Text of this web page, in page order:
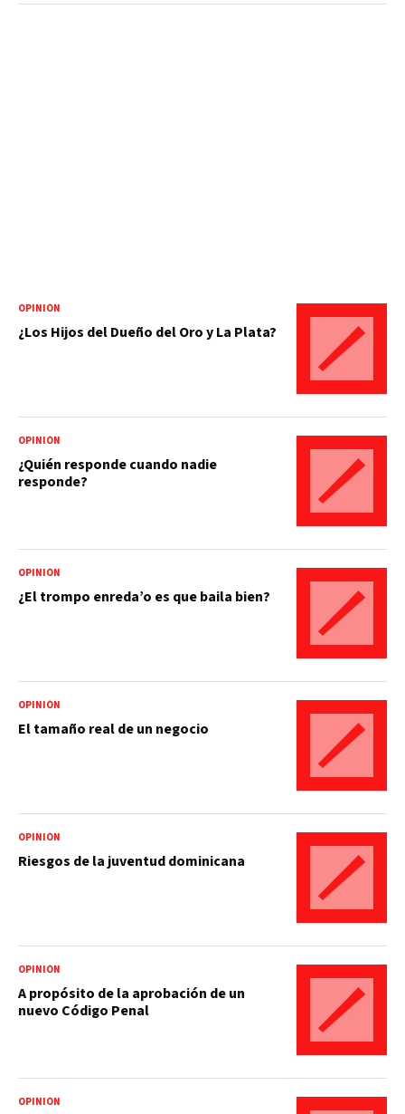
OPINIÓN
¿Los Hijos del Dueño del Oro y La Plata?
OPINIÓN
¿Quién responde cuando nadie
responde?
OPINIÓN
¿El trompo enreda’o es que baila bien?
OPINIÓN
El tamaño real de un negocio
OPINIÓN
Riesgos de la juventud dominicana
OPINIÓN
A propósito de la aprobación de un
nuevo Código Penal
OPINIÓN